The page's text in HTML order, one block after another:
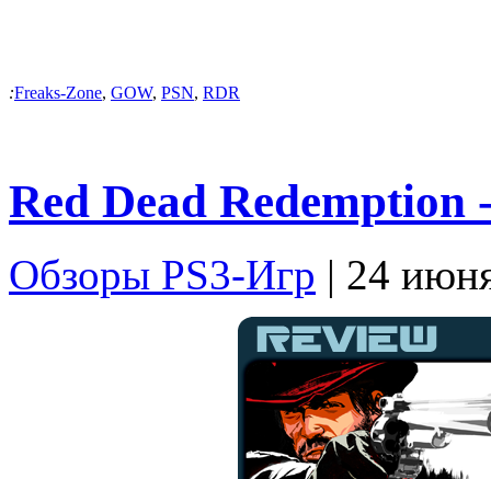
:Freaks-Zone, GOW, PSN, RDR
Red Dead Redemption
Обзоры PS3-Игр | 24